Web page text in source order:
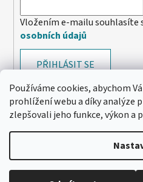
Používáme cookies, abychom
prohlížení webu a díky analýze
zlepšovali jeho funkce, výkon a
Vložením e-mailu souhlasíte
osobních údajů
PŘIHLÁSIT SE